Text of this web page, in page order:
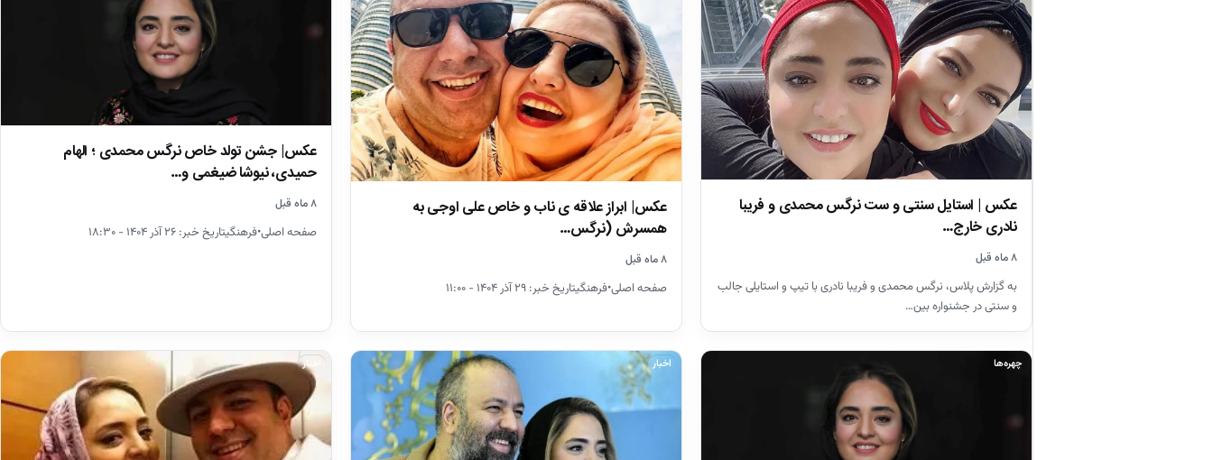
عکس | استایل سنتی و ست نرگس محمدی و فریبا
نادری خارج…
۸ ماه قبل
به گزارش پلاس، نرگس محمدی و فریبا نادری با تیپ و استایلی جالب
و سنتی در جشنواره بین…
عکس| ابراز علاقه ی ناب و خاص علی اوجی به
همسرش (نرگس…
۸ ماه قبل
صفحه اصلی•فرهنگیتاریخ خبر: ۲۹ آذر ۱۴۰۴ - ۱۱:۰۰
عکس| جشن تولد خاص نرگس محمدی ؛ الهام
حمیدی، نیوشا ضیغمی و…
۸ ماه قبل
صفحه اصلی•فرهنگیتاریخ خبر: ۲۶ آذر ۱۴۰۴ - ۱۸:۳۰
چهره‌ها اخبار اخبار